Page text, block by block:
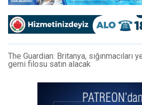
The Guardian: Britanya, sığınmacıları
gemi filosu satın alacak